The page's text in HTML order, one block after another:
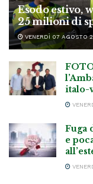
Esodo estivo,
25 milioni di
VENERDÌ 07 AGOSTO
italo-
Fuga
e